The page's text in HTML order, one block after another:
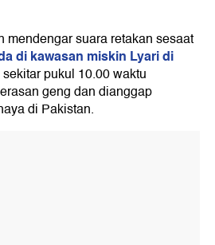
suara retakan sesaat
di kawasan miskin Lyari di
pukul 10.00 waktu
geng dan dianggap
di Pakistan.